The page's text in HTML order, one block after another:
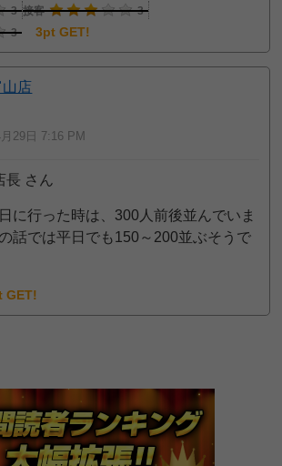
3 接客
3
3 3pt GET!
山店
29日 7:16 PM
長 さん
に行った時は、300人前後並んでいま
話では平日でも150～200並ぶそうで
GET!